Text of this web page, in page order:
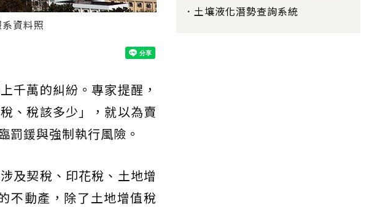
資料照
千萬的糾紛。專家提醒，
、稅該多少」，就以為賣
罰鍰與強制執行風險。
及契稅、印花稅、土地增
不動產，除了土地增值稅
土壤液化潛勢查詢系統